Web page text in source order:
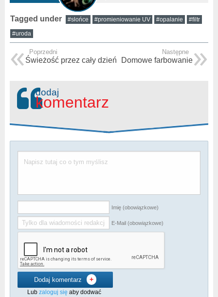
Tagged under #slońce #promieniowanie UV #opalanie #filtr
#uroda
Poprzedni
Świeżość przez cały dzień
Następne
Domowe farbowanie
dodaj
komentarz
Imię (obowiązkowe)
E-Mail (obowiązkowe)
Dodaj komentarz +
Lub zaloguj się aby dodwać